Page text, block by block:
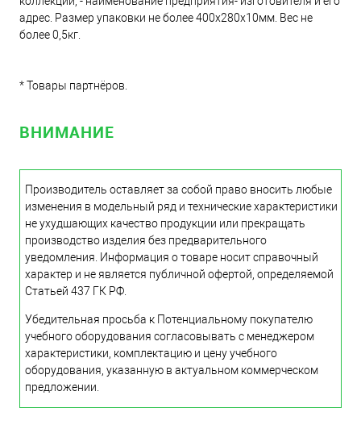
адрес. Размер упаковки не более 400х280х10мм. Вес не
более 0,5кг.
* Товары партнёров.
ВНИМАНИЕ
Производитель оставляет за собой право вносить любые
изменения в модельный ряд и технические характеристики
не ухудшающих качество продукции или прекращать
производство изделия без предварительного
уведомления. Информация о товаре носит справочный
характер и не является публичной офертой, определяемой
Статьей 437 ГК РФ.
Убедительная просьба к Потенциальному покупателю
учебного оборудования согласовывать с менеджером
характеристики, комплектацию и цену учебного
оборудования, указанную в актуальном коммерческом
предложении.